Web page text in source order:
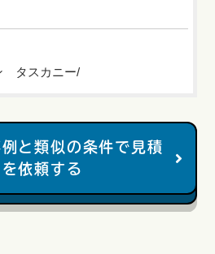
タスカニー/
と類似の条件で見積
を依頼する